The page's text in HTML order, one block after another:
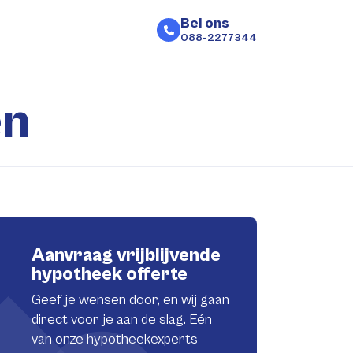
Bel ons
088-2277344
Aanvraag vrijblijvende
hypotheek offerte
Geef je wensen door, en wij gaan
direct voor je aan de slag. Eén
van onze hypotheekexperts